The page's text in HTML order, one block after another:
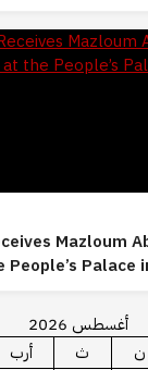
Mazloum
Palace
أغسطس 2026
ن ث أرب